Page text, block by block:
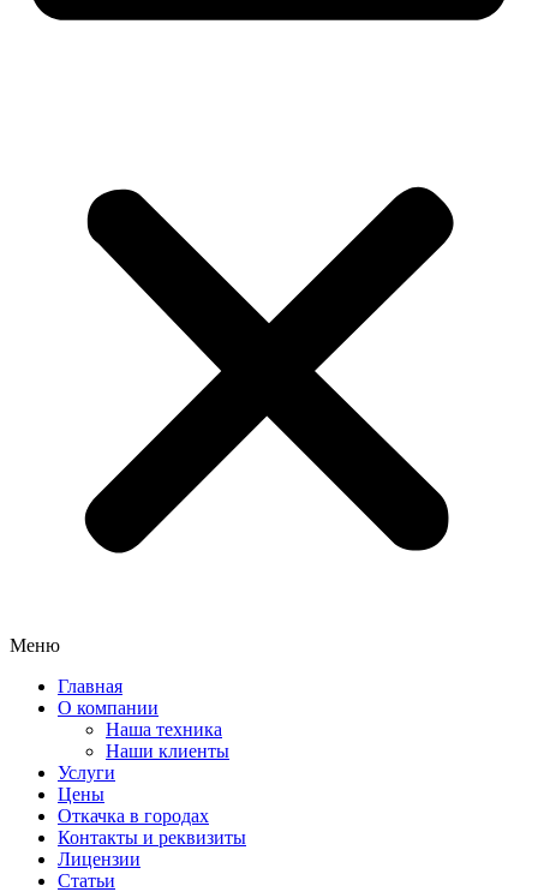
Меню
Главная
О компании
Наша техника
Наши клиенты
Услуги
Цены
Откачка в городах
Контакты и реквизиты
Лицензии
Статьи